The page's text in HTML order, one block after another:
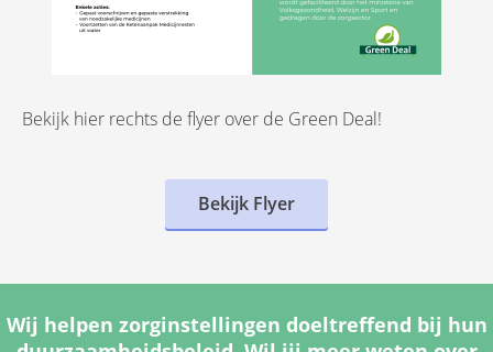
Bekijk hier rechts de flyer over de Green Deal!
Bekijk Flyer
Wij helpen zorginstellingen doeltreffend bij hun